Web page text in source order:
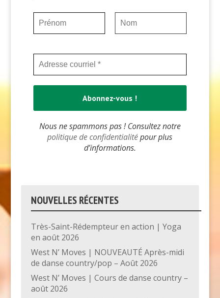
Nous ne spammons pas ! Consultez notre
politique de confidentialitépour plus
d’informations.
NOUVELLES RÉCENTES
Très-Saint-Rédempteur en action | Yoga
en août 2026
West N’ Moves | NOUVEAUTÉ Après-midi
de danse country/pop – Août 2026
West N’ Moves | Cours de danse country –
août 2026